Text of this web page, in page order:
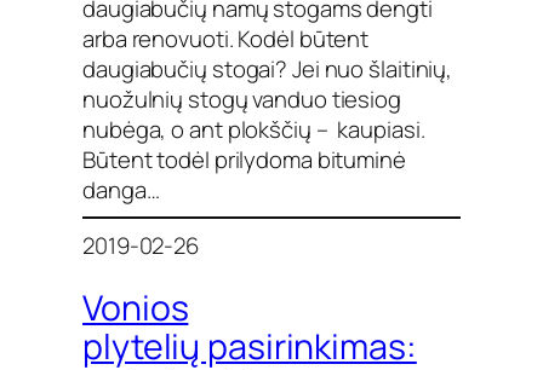
daugiabučių namų stogams dengti
arba renovuoti. Kodėl būtent
daugiabučių stogai? Jei nuo šlaitinių,
nuožulnių stogų vanduo tiesiog
nubėga, o ant plokščių – kaupiasi.
Būtent todėl prilydoma bituminė
danga…
2019-02-26
Vonios
plytelių pasirinkimas: